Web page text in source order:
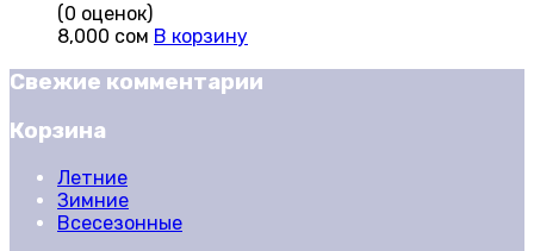
(0 оценок)
8,000 сом В корзину
Свежие комментарии
Корзина
Летние
Зимние
Всесезонные